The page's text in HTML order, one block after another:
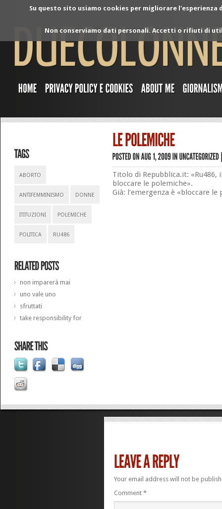
Su questo sito usiamo cookies per migliorare
Non conserviamo dati personali. Accetti o rifiuti di
ABORTO
ANTIFEMMINISMO DONNE
ITITUZIONI POLEMICHE
POLITICA RU486
non imparerà mai
uno vale uno
sfruttati
take responsibility for
Titolo di Repubblica.it: «Ru486,
bloccare le polemiche».
Già: l’emergenza è «bloccare le
Your email address will not be
Comment *